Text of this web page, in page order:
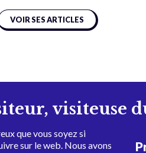
VOIR SES ARTICLES
visiteuse
que vous soyez si
sur le web. Nous avons